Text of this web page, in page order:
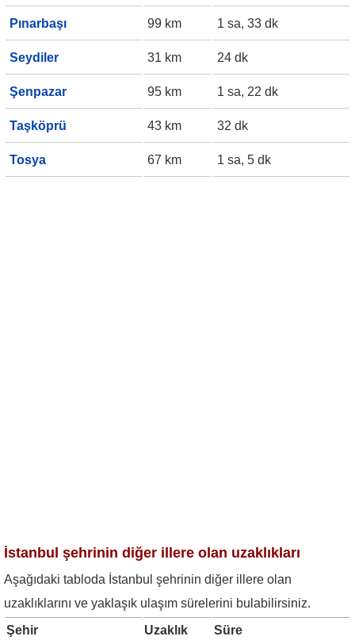
Pınarbaşı 99 km 1 sa, 33 dk
Seydiler 31 km 24 dk
Şenpazar 95 km 1 sa, 22 dk
Taşköprü 43 km 32 dk
Tosya 67 km 1 sa, 5 dk
İstanbul şehrinin diğer illere olan uzaklıkları
Aşağıdaki tabloda İstanbul şehrinin diğer illere olan
uzaklıklarını ve yaklaşık ulaşım sürelerini bulabilirsiniz.
Şehir
Uzaklık Süre